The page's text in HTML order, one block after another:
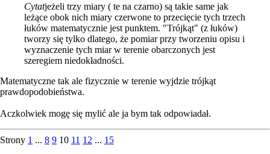
Cytatjeżeli trzy miary ( te na czarno) są takie same jak
leżące obok nich miary czerwone to przecięcie tych trzech
łuków matematycznie jest punktem. "Trójkąt" (z łuków)
tworzy się tylko dlatego, że pomiar przy tworzeniu opisu i
wyznaczenie tych miar w terenie obarczonych jest
szeregiem niedokładności.
Matematyczne tak ale fizycznie w terenie wyjdzie trójkąt
prawdopodobieństwa.
Aczkolwiek mogę się mylić ale ja bym tak odpowiadał.
Strony 1 ... 8 9 10 11 12 ... 15